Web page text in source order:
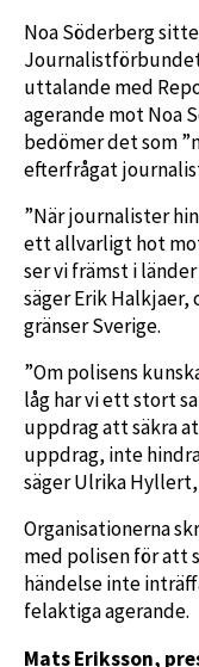
Noa Söderberg
uttalande med
agerande mot Noa
bedömer det som
efterfrågat
”När journalister
ett allvarligt hot
ser vi främst i
säger Erik
gränser Sverige.
”Om polisens
låg har vi ett stort
uppdrag att säkra
uppdrag, inte
säger Ulrika
Organisationerna
med polisen för att
händelse inte
felaktiga agerande.
Mats Eriksson,